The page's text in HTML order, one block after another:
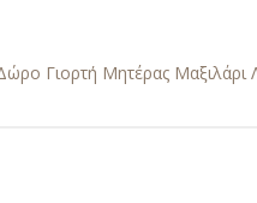
Γιορτή Μητέρας